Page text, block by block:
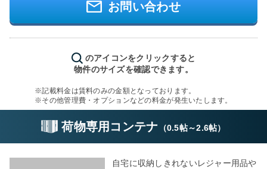
お問い合わせ
のアイコンをクリックすると
物件のサイズを確認できます。
※記載料金は賃料のみの金額となっております。
※その他管理費・オプションなどの料金が発生いたします。
荷物専用コンテナ （0.5帖～2.6帖）
自宅に収納しきれないレジャー用品や